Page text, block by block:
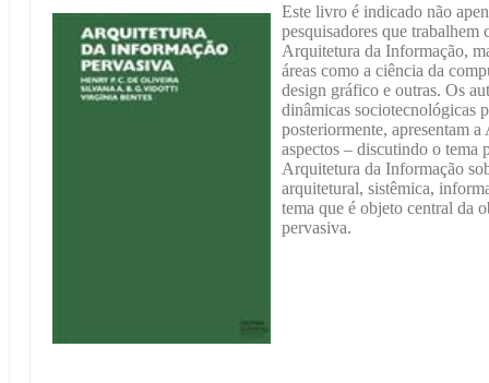
Este livro é indicado não
pesquisadores que
Arquitetura da Informação,
áreas como a ciência da
design gráfico e outras. Os
dinâmicas sociotecnológicas
posteriormente, apresentam
aspectos – discutindo o tema
Arquitetura da Informação
arquitetural, sistêmica,
tema que é objeto central da
pervasiva.